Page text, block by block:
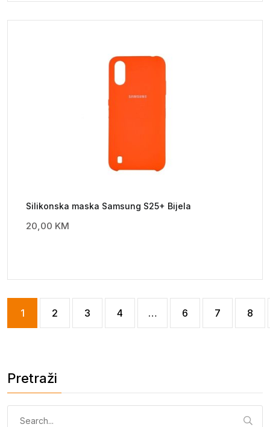
Silikonska maska Samsung S25+ Bijela
20,00 KM
1 2 3 4 … 6 7 8
Pretraži